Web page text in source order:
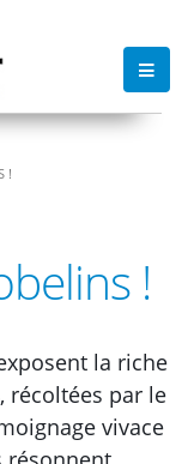
!
!
la riche
récoltées par le
vivace